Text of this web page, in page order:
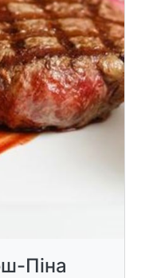
Піна